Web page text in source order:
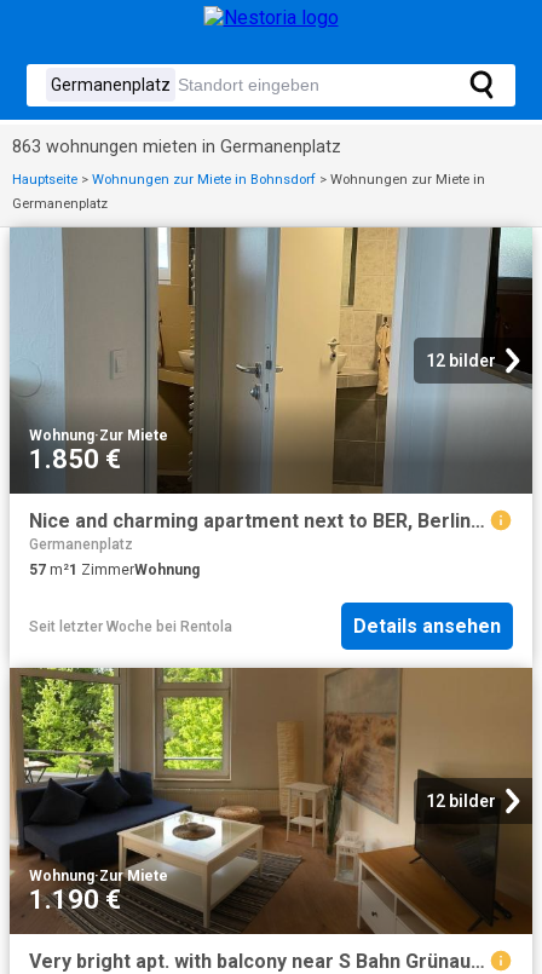
863 wohnungen mieten in Germanenplatz
Hauptseite > Wohnungen zur Miete in Bohnsdorf > Wohnungen zur Miete in
Germanenplatz
12 bilder
Wohnung·Zur Miete
1.850 €
Nice and charming apartment next to BER, Berlin Amsterdam Apartments for Rent
Germanenplatz
57 m²1 ZimmerWohnung
Seit letzter Woche bei Rentola Details ansehen
12 bilder
Wohnung·Zur Miete
1.190 €
Very bright apt. with balcony near S Bahn Grünau and good connection to the airport BER, Berlin Amsterdam Apartments for Rent